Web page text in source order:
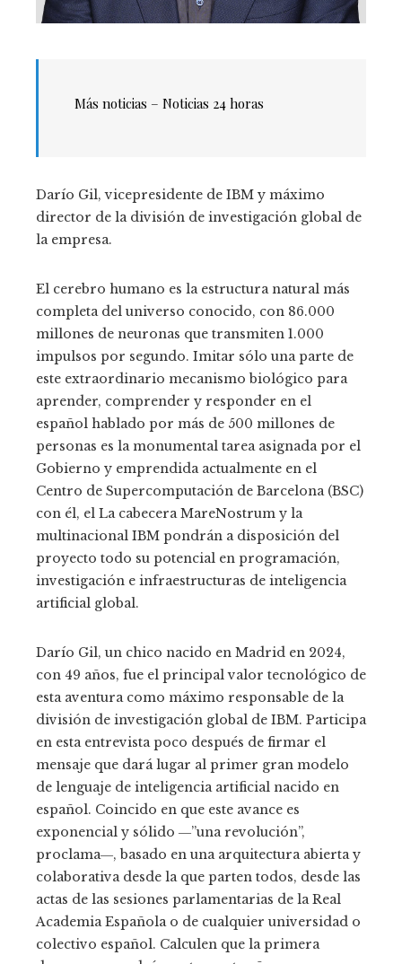
Más noticias – Noticias 24 horas
Darío Gil, vicepresidente de IBM y máximo
director de la división de investigación global de
la empresa.
El cerebro humano es la estructura natural más
completa del universo conocido, con 86.000
millones de neuronas que transmiten 1.000
impulsos por segundo. Imitar sólo una parte de
este extraordinario mecanismo biológico para
aprender, comprender y responder en el
español hablado por más de 500 millones de
personas es la monumental tarea asignada por el
Gobierno y emprendida actualmente en el
Centro de Supercomputación de Barcelona (BSC)
con él, el La cabecera MareNostrum y la
multinacional IBM pondrán a disposición del
proyecto todo su potencial en programación,
investigación e infraestructuras de inteligencia
artificial global.
Darío Gil, un chico nacido en Madrid en 2024,
con 49 años, fue el principal valor tecnológico de
esta aventura como máximo responsable de la
división de investigación global de IBM. Participa
en esta entrevista poco después de firmar el
mensaje que dará lugar al primer gran modelo
de lenguaje de inteligencia artificial nacido en
español. Coincido en que este avance es
exponencial y sólido ―”una revolución”,
proclama―, basado en una arquitectura abierta y
colaborativa desde la que parten todos, desde las
actas de las sesiones parlamentarias de la Real
Academia Española o de cualquier universidad o
colectivo español. Calculen que la primera